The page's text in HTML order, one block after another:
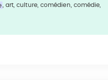
, art, culture, comédien, comédie,